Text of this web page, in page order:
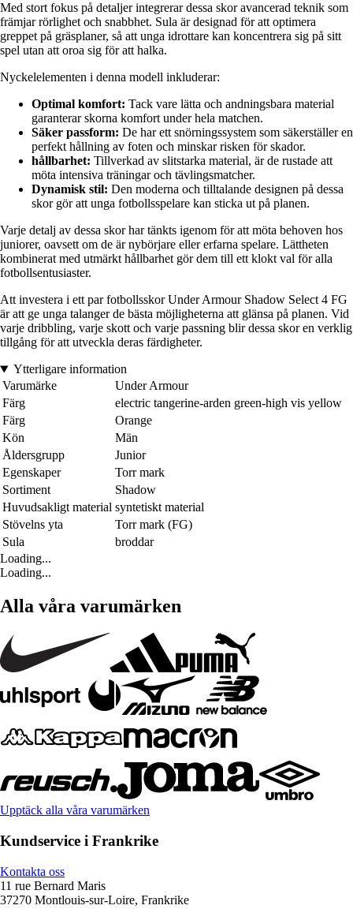
Med stort fokus på detaljer integrerar dessa skor avancerad teknik som
främjar rörlighet och snabbhet. Sula är designad för att optimera
greppet på gräsplaner, så att unga idrottare kan koncentrera sig på sitt
spel utan att oroa sig för att halka.
Nyckelelementen i denna modell inkluderar:
Optimal komfort: Tack vare lätta och andningsbara material
garanterar skorna komfort under hela matchen.
Säker passform: De har ett snörningssystem som säkerställer en
perfekt hållning av foten och minskar risken för skador.
hållbarhet: Tillverkad av slitstarka material, är de rustade att
möta intensiva träningar och tävlingsmatcher.
Dynamisk stil: Den moderna och tilltalande designen på dessa
skor gör att unga fotbollsspelare kan sticka ut på planen.
Varje detalj av dessa skor har tänkts igenom för att möta behoven hos
juniorer, oavsett om de är nybörjare eller erfarna spelare. Lättheten
kombinerat med utmärkt hållbarhet gör dem till ett klokt val för alla
fotbollsentusiaster.
Att investera i ett par fotbollsskor Under Armour Shadow Select 4 FG
är att ge unga talanger de bästa möjligheterna att glänsa på planen. Vid
varje dribbling, varje skott och varje passning blir dessa skor en verklig
tillgång för att utveckla deras färdigheter.
Ytterligare information
Varumärke
Under Armour
Färg
electric tangerine-arden green-high vis yellow
Färg
Orange
Kön
Män
Åldersgrupp
Junior
Egenskaper
Torr mark
Sortiment
Shadow
Huvudsakligt material syntetiskt material
Stövelns yta
Torr mark (FG)
Sula
broddar
Loading...
Loading...
Alla våra varumärken
Upptäck alla våra varumärken
Kundservice i Frankrike
Kontakta oss
11 rue Bernard Maris
37270 Montlouis-sur-Loire, Frankrike